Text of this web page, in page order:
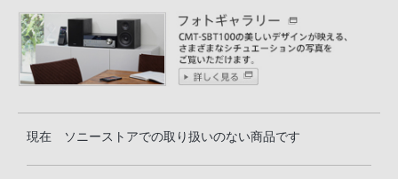
現在 ソニーストアでの取り扱いのない商品です